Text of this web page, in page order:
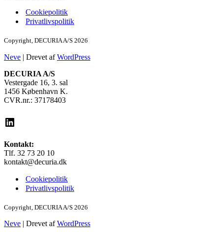
Cookiepolitik
Privatlivspolitik
Copyright, DECURIA A/S 2026
Neve | Drevet afWordPress
DECURIA A/S
Vestergade 16, 3. sal
1456 København K.
CVR.nr.: 37178403
LinkedIn
Kontakt:
Tlf. 32 73 20 10
kontakt@decuria.dk
Cookiepolitik
Privatlivspolitik
Copyright, DECURIA A/S 2026
Neve | Drevet afWordPress